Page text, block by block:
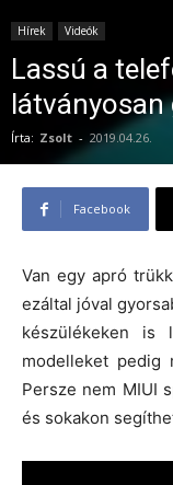
Hírek Videók
Lassú a
látványosan
Írta: Zsolt - 2019.04.26.
Facebook
Van egy apró
ezáltal jóval
készülékeken is
modelleket pedig
Persze nem MIUI
és sokakon